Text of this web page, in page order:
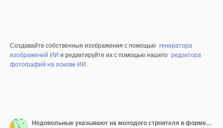
Создавайте собственные изображения с помощью генератора
изображений ИИ и редактируйте их с помощью нашего редактора
фотографий на основе ИИ.
Недовольные указывают на молодого строителя в форме, изолированного на синем фоне